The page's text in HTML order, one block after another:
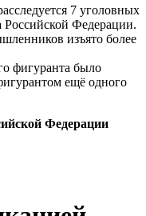
7 уголовных
Российской Федерации.
изъято более
фигуранта было
ещё одного
Федерации